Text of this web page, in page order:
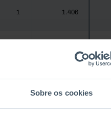
Sobre os cookies
1 1.406
970
1.620.555